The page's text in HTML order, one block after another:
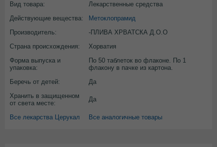
Вид товара:
Лекарственные средства
Действующие вещества:
Метоклопрамид
Производитель:
-ПЛИВА ХРВАТСКА Д.О.О
Страна происхождения:
Хорватия
Форма выпуска и
упаковка:
По 50 таблеток во флаконе. По 1
флакону в пачке из картона.
Беречь от детей:
Да
Хранить в защищенном
от света месте:
Да
Все лекарства Церукал Все аналогичные товары